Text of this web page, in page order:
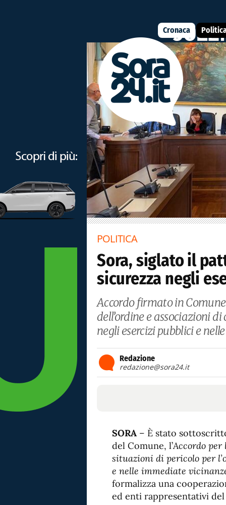
Cronaca
POLITICA
Sora, siglato il
sicurezza negli
Accordo firmato in
dell’ordine e associazioni
negli esercizi pubblici e
Redazione
redazione@sora24.it
SORA – È stato
del Comune, l’Accordo
situazioni di pericolo per
e nelle immediate
formalizza una
ed enti rappresentativi